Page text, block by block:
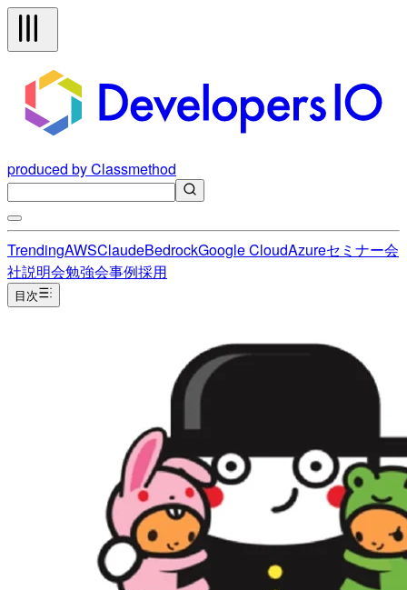
produced by Classmethod
TrendingAWSClaudeBedrockGoogle CloudAzureセミナー会
社説明会勉強会事例採用
目次